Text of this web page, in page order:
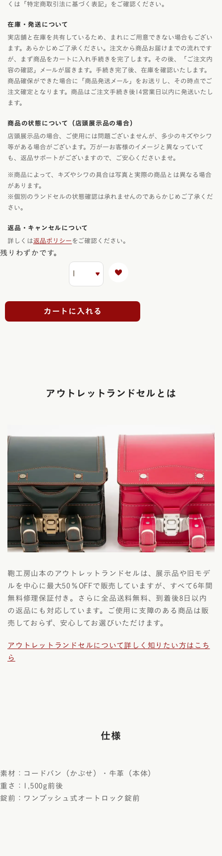
くは「特定商取引法に基づく表記」をご確認ください。
在庫・発送について
実店舗と在庫を共有しているため、まれにご用意できない場合もござい
ます。あらかじめご了承ください。注文から商品お届けまでの流れです
が、まず商品をカートに入れ手続きを完了します。その後、「ご注文内
容の確認」メールが届きます。手続き完了後、在庫を確認いたします。
商品確保ができた場合に「商品発送メール」をお送りし、その時点でご
注文確定となります。商品はご注文手続き後14営業日以内に発送いたし
ます。
商品の状態について（店頭展示品の場合）
店頭展示品の場合、ご使用には問題ございませんが、多少のキズやシワ
等がある場合がございます。万が一お客様のイメージと異なっていて
も、返品サポートがございますので、ご安心くださいませ。
※商品によって、キズやシワの具合は写真と実際の商品とは異なる場合
があります。
※個別のランドセルの状態確認は承れませんのであらかじめご了承くだ
さい。
返品・キャンセルについて
詳しくは返品ポリシーをご確認ください。
残りわずかです。
カートに入れる
アウトレットランドセルとは
鞄工房山本のアウトレットランドセルは、展示品や旧モデ
ルを中心に最大50％OFFで販売していますが、すべて6年間
無料修理保証付き。さらに全品送料無料、到着後8日以内
の返品にも対応しています。ご使用に支障のある商品は販
売しておらず、安心してお選びいただけます。
アウトレットランドセルについて詳しく知りたい方はこち
ら
仕様
素材：コードバン（かぶせ）・牛革（本体）
重さ：1,500g前後
錠前：ワンプッシュ式オートロック錠前